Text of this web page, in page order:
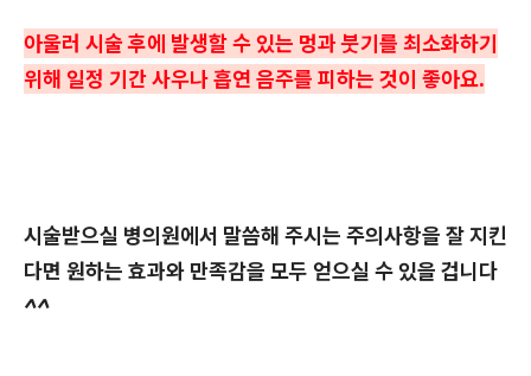
아울러 시술 후에 발생할 수 있는 멍과 붓기를 최소화하기
위해 일정 기간 사우나 흡연 음주를 피하는 것이 좋아요.
시술받으실 병의원에서 말씀해 주시는 주의사항을 잘 지킨
다면 원하는 효과와 만족감을 모두 얻으실 수 있을 겁니다
^^